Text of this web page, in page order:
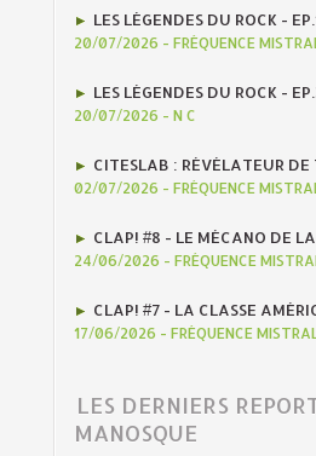
LES LÉGENDES DU ROCK -
20/07/2026 - FRÉQUENCE
LES LÉGENDES DU ROCK -
20/07/2026 - N C
CITESLAB : RÉVÉLATEUR DE
02/07/2026 - FRÉQUENCE
CLAP! #8 - LE MÉCANO DE
24/06/2026 - FRÉQUENCE
CLAP! #7 - LA CLASSE
17/06/2026 - FRÉQUENCE
LES DERNIERS
MANOSQUE